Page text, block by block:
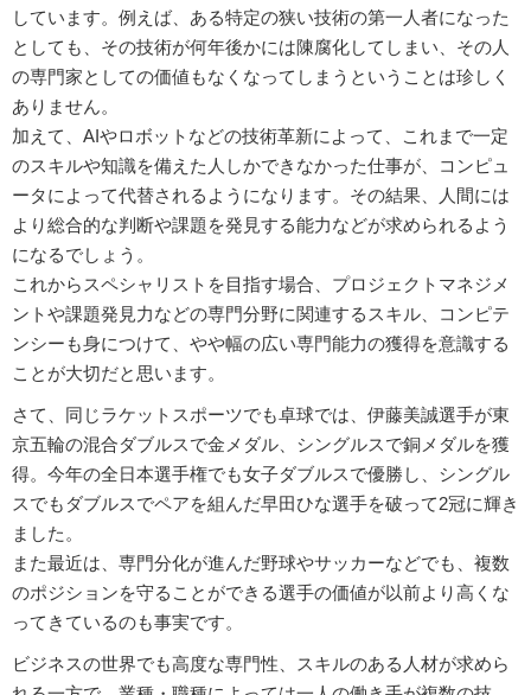
しています。例えば、ある特定の狭い技術の第一人者になった
としても、その技術が何年後かには陳腐化してしまい、その人
の専門家としての価値もなくなってしまうということは珍しく
ありません。
加えて、AIやロボットなどの技術革新によって、これまで一定
のスキルや知識を備えた人しかできなかった仕事が、コンピュ
ータによって代替されるようになります。その結果、人間には
より総合的な判断や課題を発見する能力などが求められるよう
になるでしょう。
これからスペシャリストを目指す場合、プロジェクトマネジメ
ントや課題発見力などの専門分野に関連するスキル、コンピテ
ンシーも身につけて、やや幅の広い専門能力の獲得を意識する
ことが大切だと思います。
さて、同じラケットスポーツでも卓球では、伊藤美誠選手が東
京五輪の混合ダブルスで金メダル、シングルスで銅メダルを獲
得。今年の全日本選手権でも女子ダブルスで優勝し、シングル
スでもダブルスでペアを組んだ早田ひな選手を破って2冠に輝き
ました。
また最近は、専門分化が進んだ野球やサッカーなどでも、複数
のポジションを守ることができる選手の価値が以前より高くな
ってきているのも事実です。
ビジネスの世界でも高度な専門性、スキルのある人材が求めら